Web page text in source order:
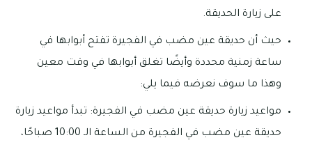
على زيارة الحديقة.
حيث أن حديقة عين مضب في الفجيرة تفتح أبوابها في
ساعة زمنية محددة وأيضًا تغلق أبوابها في وقت معين
وهذا ما سوف نعرضه فيما يلي:
مواعيد زيارة حديقة عين مضب في الفجيرة: تبدأ مواعيد زيارة
حديقة عين مضب في الفجيرة من الساعة الـ 10:00 صباحًا،